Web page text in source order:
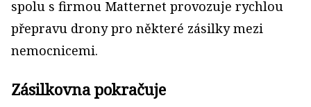
spolu s firmou Matternet provozuje rychlou
přepravu drony pro některé zásilky mezi
nemocnicemi.
Zásilkovna pokračuje